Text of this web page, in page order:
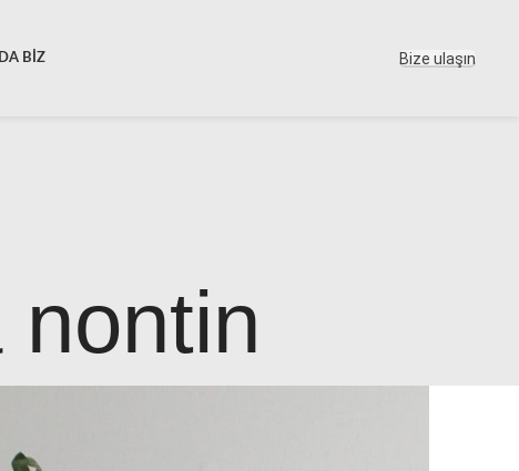
BİZ Bize ulaşın
nontin